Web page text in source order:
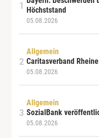
Höchststand
05.08.2026
Allgemein
Caritasverband
05.08.2026
Allgemein
SozialBank
05.08.2026